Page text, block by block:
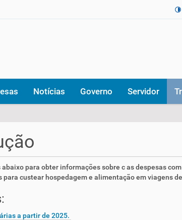
Notícias Governo Servidor
para obter informações sobre c as despesas
custear hospedagem e alimentação em viagens
a partir de 2025.